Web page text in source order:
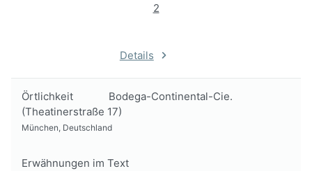
2
Details
Örtlichkeit
Bodega-Continental-Cie.
(Theatinerstraße 17)
München, Deutschland
Erwähnungen im Text